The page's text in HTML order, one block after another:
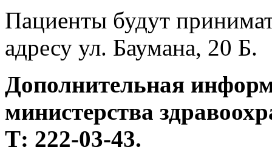
Пациенты будут
адресу ул. Баумана, 20 Б.
Дополнительная
министерства
Т: 222-03-43.